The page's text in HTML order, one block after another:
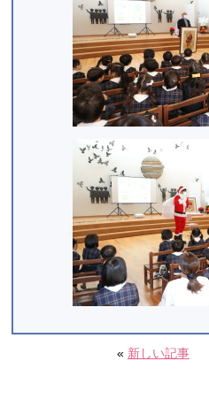
« 新しい記事